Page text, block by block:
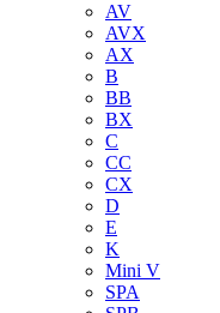
AV
AVX
AX
B
BB
BX
C
CC
CX
D
E
K
Mini V
SPA